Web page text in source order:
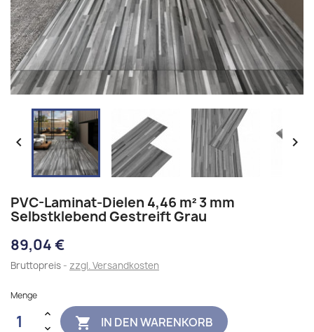
 
PVC-Laminat-Dielen 4,46 m² 3 mm
Selbstklebend Gestreift Grau
89,04 €
Bruttopreis zzgl. Versandkosten
Menge
 IN DEN WARENKORB